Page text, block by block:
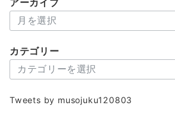
ー
イ
カテゴリー
テ
リ
Tweets by musojuku120803